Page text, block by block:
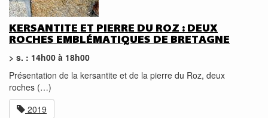
KERSANTITE ET PIERRE DU ROZ : DEUX
ROCHES EMBLÉMATIQUES DE BRETAGNE
> s. : 14h00 à 18h00
Présentation de la kersantite et de la pierre du Roz, deux
roches (…)
2019